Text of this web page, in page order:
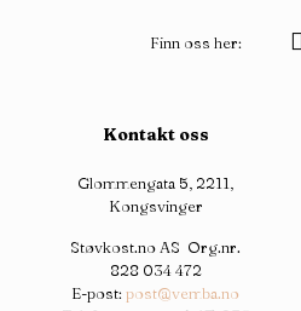
Finn oss her:
Kontakt oss
Glommengata 5, 2211,
Kongsvinger
Støvkost.no AS Org.nr.
828 034 472
E-post:post@vemba.no